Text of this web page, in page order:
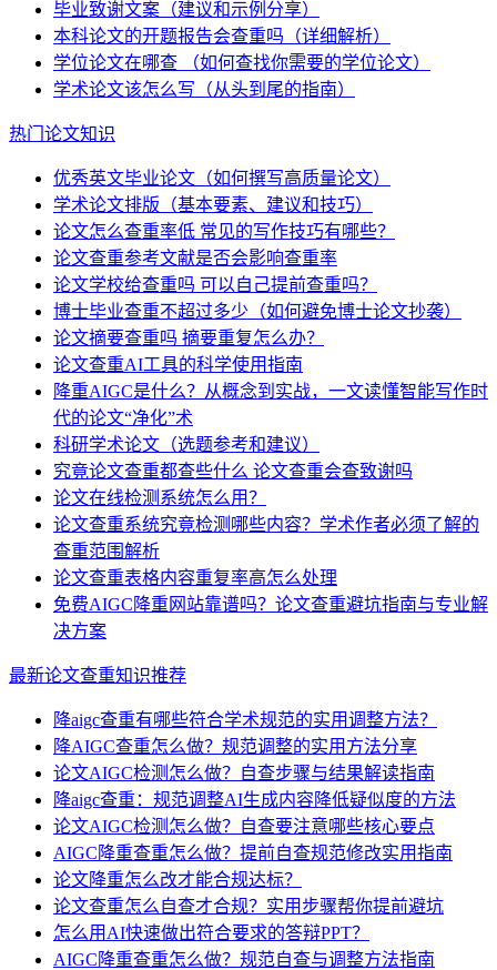
毕业致谢文案（建议和示例分享）
本科论文的开题报告会查重吗（详细解析）
学位论文在哪查 （如何查找你需要的学位论文）
学术论文该怎么写（从头到尾的指南）
热门论文知识
优秀英文毕业论文（如何撰写高质量论文）
学术论文排版（基本要素、建议和技巧）
论文怎么查重率低 常见的写作技巧有哪些？
论文查重参考文献是否会影响查重率
论文学校给查重吗 可以自己提前查重吗？
博士毕业查重不超过多少（如何避免博士论文抄袭）
论文摘要查重吗 摘要重复怎么办？
论文查重AI工具的科学使用指南
降重AIGC是什么？从概念到实战，一文读懂智能写作时
代的论文“净化”术
科研学术论文（选题参考和建议）
究竟论文查重都查些什么 论文查重会查致谢吗
论文在线检测系统怎么用？
论文查重系统究竟检测哪些内容？学术作者必须了解的
查重范围解析
论文查重表格内容重复率高怎么处理
免费AIGC降重网站靠谱吗？论文查重避坑指南与专业解
决方案
最新论文查重知识推荐
降aigc查重有哪些符合学术规范的实用调整方法？
降AIGC查重怎么做？规范调整的实用方法分享
论文AIGC检测怎么做？自查步骤与结果解读指南
降aigc查重：规范调整AI生成内容降低疑似度的方法
论文AIGC检测怎么做？自查要注意哪些核心要点
AIGC降重查重怎么做？提前自查规范修改实用指南
论文降重怎么改才能合规达标？
论文查重怎么自查才合规？实用步骤帮你提前避坑
怎么用AI快速做出符合要求的答辩PPT？
AIGC降重查重怎么做？规范自查与调整方法指南